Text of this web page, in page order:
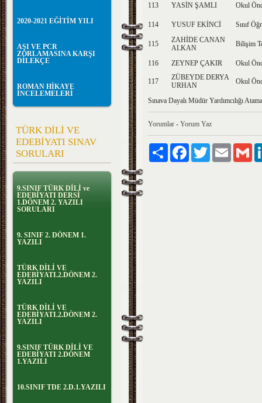
2020-2021 EĞİTİM YILI
AŞI VE PCR
ZORLAMASINA KARŞI
DİLEKÇE
ROMAN HİKAYE
İNCELEMELERİ
TÜRK DİLİ VE
EDEBİYATI SINAV
SORULARI
9.SINIF TÜRK DİLİ ve
EDEBİYATI DERSİ
1.DÖNEM 2. YAZILI
SORULARI
9. SINIF 2. DÖNEM 1.
YAZILI
TÜRK DİLİ VE
EDEBİYATI.2.DÖNEM 2.
YAZILI
TÜRK DİLİ VE
EDEBİYATI.2.DÖNEM 2.
YAZILI
9.SINIF TÜRK DİLİ VE
EDEBİYATI 2.DÖNEM
1.YAZILI
10.SINIF TDE 2.D.1.YAZILI
113 YASİN ŞAMLI Okul
114 YUSUF EKİNCİ Sınıf
115
ZAHİDE CANAN
ALKAN
Bilişim
116 ZEYNEP ÇAKIR Okul
117
ZÜBEYDE DERYA
URHAN
Okul
Sınava Dayalı Müdür Yardımcılığı
Yorumlar - Yorum Yaz
Paylaş FacebookTwitter Email